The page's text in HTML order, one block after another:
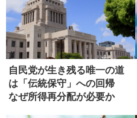
自民党が生き残る唯一の道
は「伝統保守」への回帰
なぜ所得再分配が必要か